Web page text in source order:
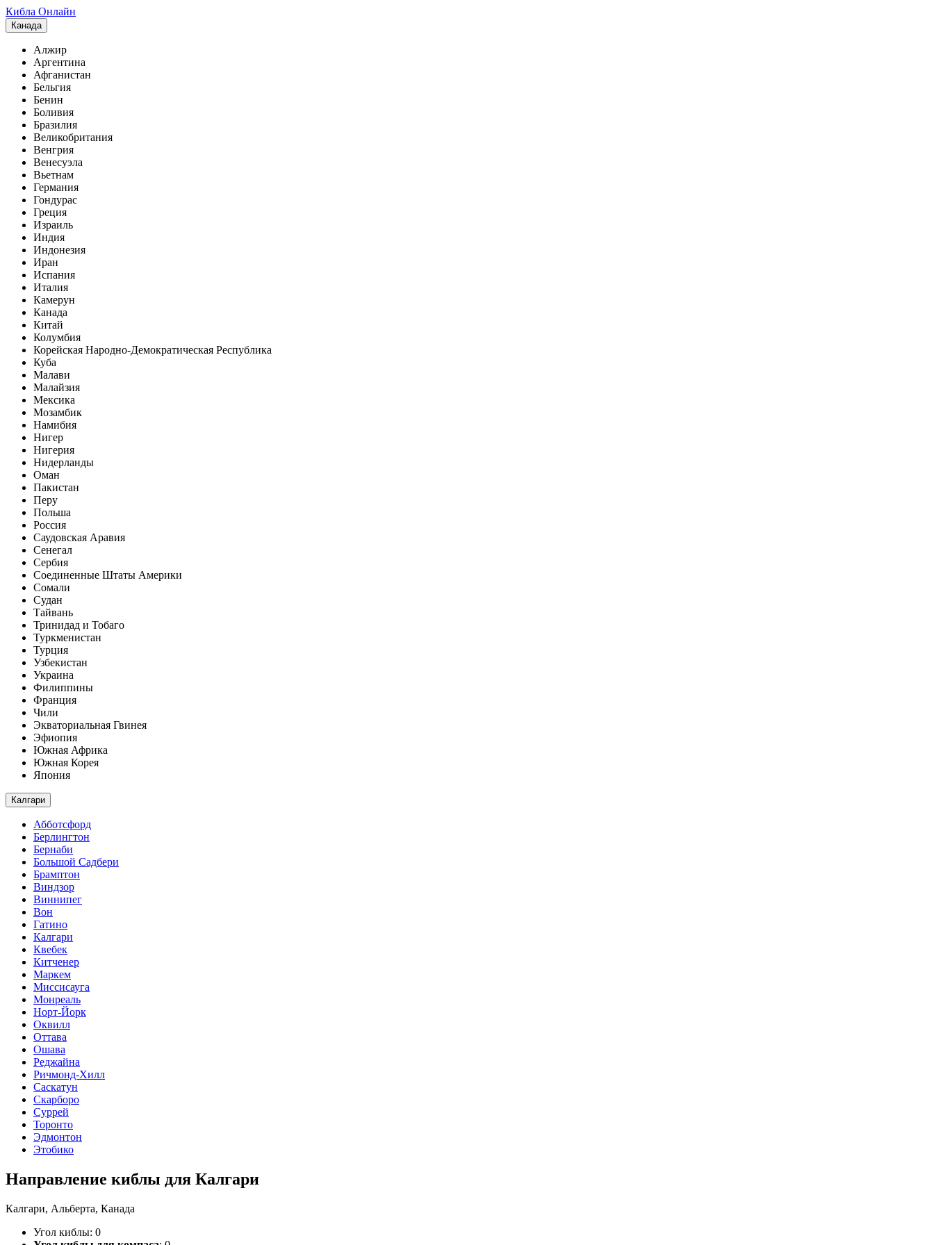
Кибла Онлайн
Канада
Алжир
Аргентина
Афганистан
Бельгия
Бенин
Боливия
Бразилия
Великобритания
Венгрия
Венесуэла
Вьетнам
Германия
Гондурас
Греция
Израиль
Индия
Индонезия
Иран
Испания
Италия
Камерун
Канада
Китай
Колумбия
Корейская Народно-Демократическая Республика
Куба
Малави
Малайзия
Мексика
Мозамбик
Намибия
Нигер
Нигерия
Нидерланды
Оман
Пакистан
Перу
Польша
Россия
Саудовская Аравия
Сенегал
Сербия
Соединенные Штаты Америки
Сомали
Судан
Тайвань
Тринидад и Тобаго
Туркменистан
Турция
Узбекистан
Украина
Филиппины
Франция
Чили
Экваториальная Гвинея
Эфиопия
Южная Африка
Южная Корея
Япония
Калгари
Абботсфорд
Берлингтон
Бернаби
Большой Садбери
Брамптон
Виндзор
Виннипег
Вон
Гатино
Калгари
Квебек
Китченер
Маркем
Миссисауга
Монреаль
Норт-Йорк
Оквилл
Оттава
Ошава
Реджайна
Ричмонд-Хилл
Саскатун
Скарборо
Суррей
Торонто
Эдмонтон
Этобико
Направление киблы для Калгари
Калгари, Альберта, Канада
Угол киблы: 0